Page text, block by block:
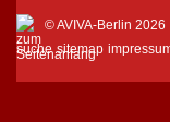
© AVIVA-Berlin 2026
suche sitemap